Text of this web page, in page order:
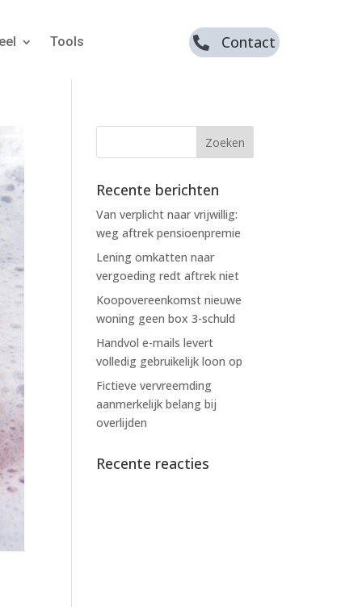
Tools  Contact
Recente berichten
Van verplicht naar vrijwillig:
weg aftrek pensioenpremie
Lening omkatten naar
vergoeding redt aftrek niet
Koopovereenkomst nieuwe
woning geen box 3-schuld
Handvol e-mails levert
volledig gebruikelijk loon op
Fictieve vervreemding
aanmerkelijk belang bij
overlijden
Recente reacties